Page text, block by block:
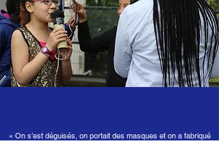
« On s’est déguisés, on portait des masques et on a fabriqué